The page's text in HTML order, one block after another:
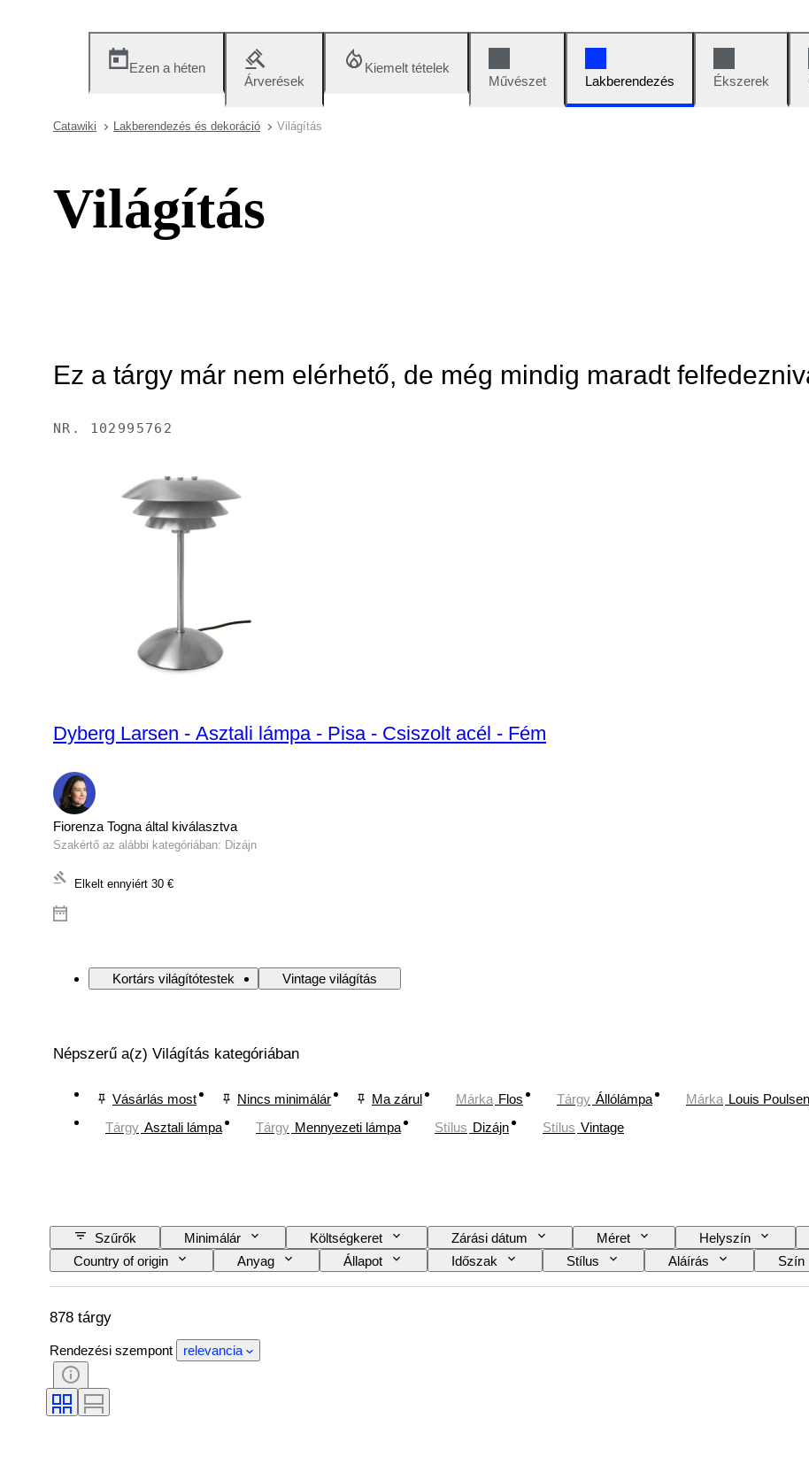
Ezen a héten
Árverések
Kiemelt tételek
Művészet
Lakberendezés Ékszerek
Catawiki Lakberendezés és dekoráció Világítás
Világítás
Ez a tárgy már nem elérhető, de még mindig maradt
NR. 102995762
Dyberg Larsen - Asztali lámpa - Pisa - Csiszolt acél - Fém
Fiorenza Togna által kiválasztva
Szakértő az alábbi kategóriában: Dizájn
Elkelt ennyiért 30 €
Kortárs világítótestek Vintage világítás
Népszerű a(z) Világítás kategóriában
Vásárlás most Nincs minimálár Ma zárul Márka Flos Tárgy Állólámpa Márka Louis Poulsen
Tárgy Asztali lámpa Tárgy Mennyezeti lámpa Stílus Dizájn Stílus Vintage
Szűrők Minimálár Költségkeret Zárási dátum Méret Helyszín
Country of origin
Anyag Állapot Időszak Stílus Aláírás Szín
Korszak
Alkotó Modell
878 tárgy
Rendezési szempont relevancia